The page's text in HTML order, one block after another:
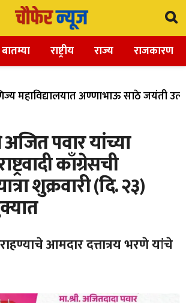
राष्ट्रीय राज्य राजकारण
महाविद्यालयात अण्णाभाऊ साठे जयंती
पवार यांच्या
काँग्रेसची
शुक्रवारी (दि. २३)
आमदार दत्तात्रय भरणे यांचे